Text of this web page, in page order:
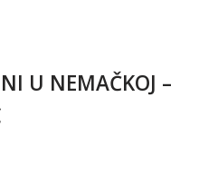
U NEMAČKOJ –